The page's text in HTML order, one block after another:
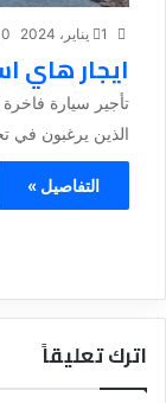
1 يناير، 2024 0
ايجار هاي
تأجير سيارة فاخرة
الذين يرغبون في
التفاصيل »
اترك تعليقاً